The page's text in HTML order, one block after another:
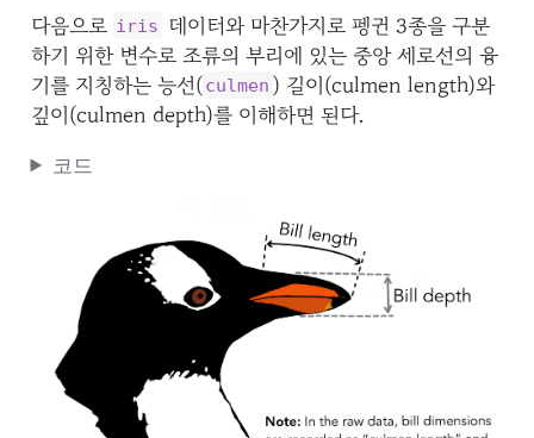
다음으로 iris 데이터와 마찬가지로 펭귄 3종을 구분
하기 위한 변수로 조류의 부리에 있는 중앙 세로선의 융
기를 지칭하는 능선(culmen ) 길이(culmen length)와
깊이(culmen depth)를 이해하면 된다.
코드